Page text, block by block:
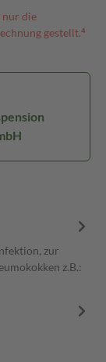
nur die
gestellt.⁴
zur
z.B.: